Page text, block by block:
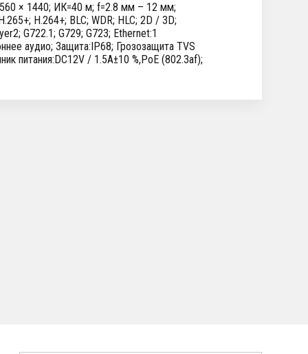
× 1440; ИК=40 м; f=2.8 мм – 12 мм;
H.264+; BLC; WDR; HLC; 2D / 3D;
G722.1; G729; G723; Ethernet:1
аудио; Защита:IP68; Грозозащита TVS
питания:DC12V / 1.5A±10 %,PoE (802.3af);